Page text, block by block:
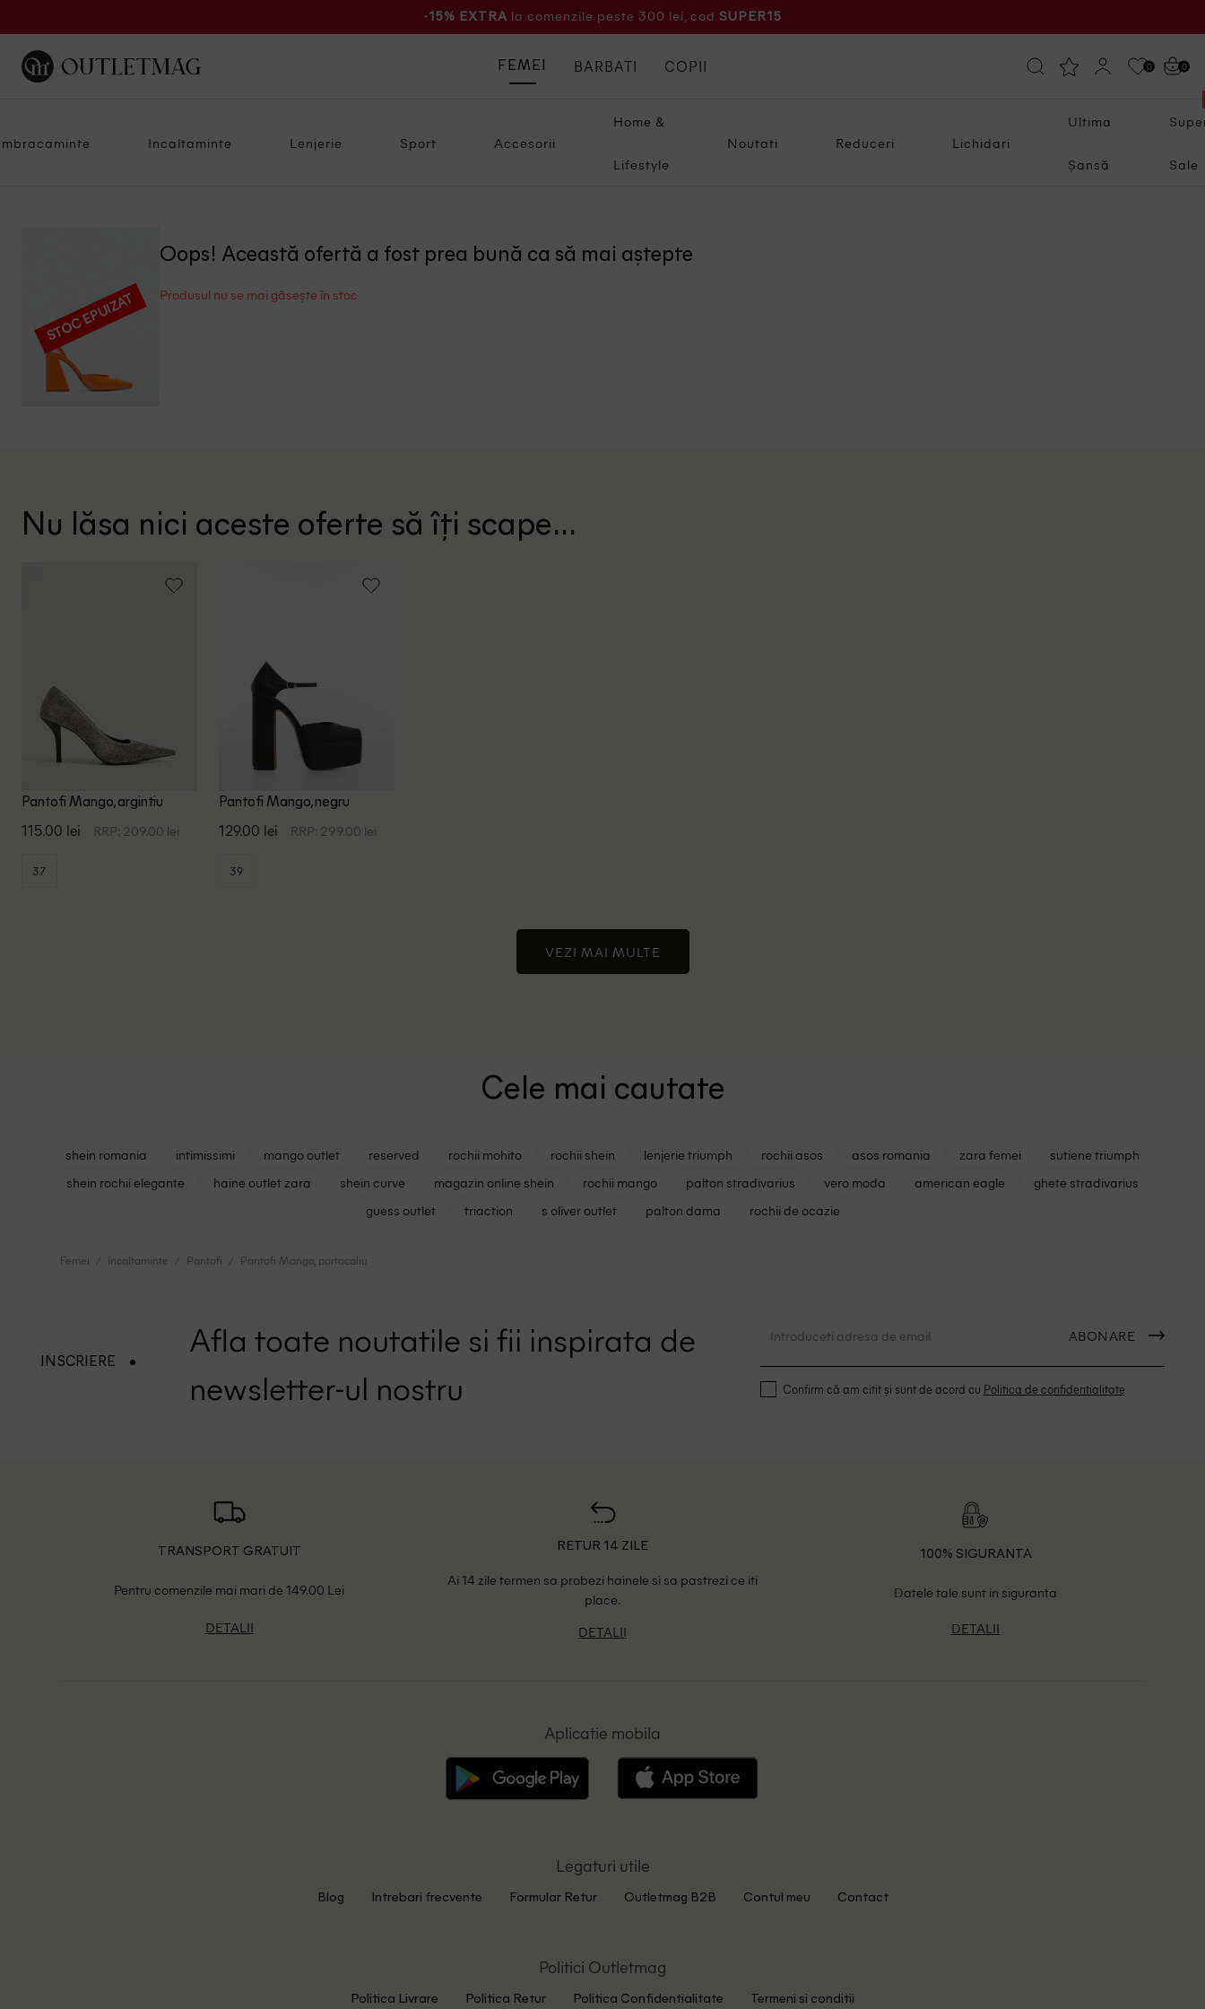
-15% EXTRA la comenzile peste 300 lei, cod SUPER15
0 0
Incaltaminte Lenjerie Sport Accesorii
Home &
Lifestyle
Noutati Reduceri Lichidari
Ultima
Șansă Sale
FEMEI BARBATI COPII
STOC EPUIZAT
Oops! Această ofertă a fost prea bună ca să mai aștepte
Produsul nu se mai găsește în stoc
Nu lăsa nici aceste oferte să îți scape...
Pantofi Mango, argintiu
115.00 lei RRP: 209.00 lei
37
Pantofi Mango, negru
129.00 lei RRP: 299.00 lei
39
VEZI MAI MULTE
Cele mai cautate
shein romania intimissimi mango outlet reserved rochii mohito rochii shein lenjerie triumph rochii asos asos romania zara femei
sutiene triumph
shein rochii elegante
haine outlet zara shein curve magazin online shein rochii mango palton stradivarius vero moda american eagle
ghete stradivarius
guess outlet
triaction s oliver outlet palton dama rochii de ocazie
Femei Incaltaminte Pantofi Pantofi Mango, portocaliu
INSCRIERE
Afla toate noutatile si fii inspirata de
newsletter-ul nostru
ABONARE
Confirm că am citit și sunt de acord cu Politica de confidentialitate
TRANSPORT GRATUIT
Pentru comenzile mai mari de 149.00 Lei
DETALII
RETUR 14 ZILE
Ai 14 zile termen sa probezi hainele si sa pastrezi ce iti
place.
DETALII
100% SIGURANTA
Datele tale sunt in siguranta
DETALII
Aplicatie mobila
Legaturi utile
Blog Intrebari frecvente Formular Retur Outletmag B2B Contul meu Contact
Politici Outletmag
Politica Livrare Politica Retur Politica Confidentialitate Termeni si conditii